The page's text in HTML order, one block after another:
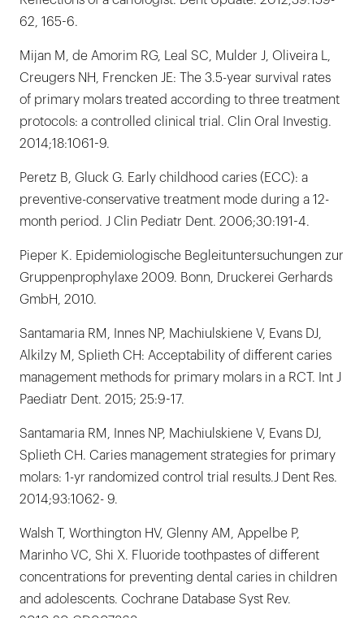
62, 165-6.
Mijan M, de Amorim RG, Leal SC, Mulder J, Oliveira L,
Creugers NH, Frencken JE: The 3.5-year survival rates
of primary molars treated according to three treatment
protocols: a controlled clinical trial. Clin Oral Investig.
2014;18:1061-9.
Peretz B, Gluck G. Early childhood caries (ECC): a
preventive-conservative treatment mode during a 12-
month period. J Clin Pediatr Dent. 2006;30:191-4.
Pieper K. Epidemiologische Begleituntersuchungen zur
Gruppenprophylaxe 2009. Bonn, Druckerei Gerhards
GmbH, 2010.
Santamaria RM, Innes NP, Machiulskiene V, Evans DJ,
Alkilzy M, Splieth CH: Acceptability of different caries
management methods for primary molars in a RCT. Int J
Paediatr Dent. 2015; 25:9-17.
Santamaria RM, Innes NP, Machiulskiene V, Evans DJ,
Splieth CH. Caries management strategies for primary
molars: 1-yr randomized control trial results.J Dent Res.
2014;93:1062- 9.
Walsh T, Worthington HV, Glenny AM, Appelbe P,
Marinho VC, Shi X. Fluoride toothpastes of different
concentrations for preventing dental caries in children
and adolescents. Cochrane Database Syst Rev.